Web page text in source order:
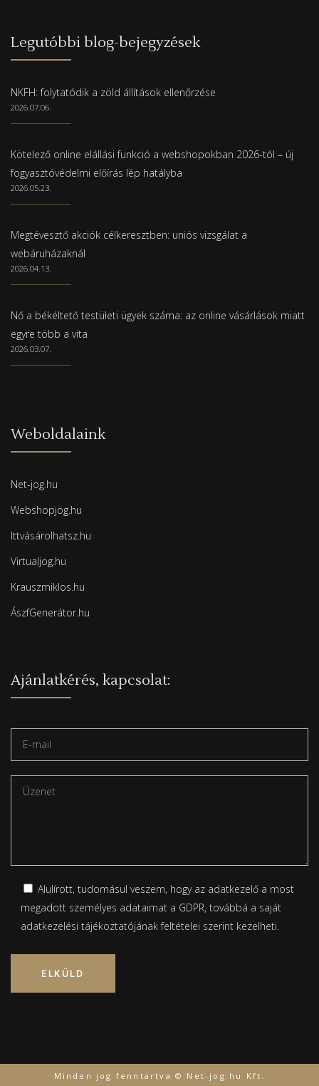
Legutóbbi blog-bejegyzések
NKFH: folytatódik a zöld állítások ellenőrzése
2026.07.06.
Kötelező online elállási funkció a webshopokban 2026-tól – új
fogyasztóvédelmi előírás lép hatályba
2026.05.23.
Megtévesztő akciók célkeresztben: uniós vizsgálat a
webáruházaknál
2026.04.13.
Nő a békéltető testületi ügyek száma: az online vásárlások miatt
egyre több a vita
2026.03.07.
Weboldalaink
Net-jog.hu
Webshopjog.hu
Ittvásárolhatsz.hu
Virtualjog.hu
Krauszmiklos.hu
ÁszfGenerátor.hu
Ajánlatkérés, kapcsolat:
Alulírott, tudomásul veszem, hogy az adatkezelő a most
megadott személyes adataimat a GDPR, továbbá a saját
adatkezelési tájékoztatójánakfeltételei szerint kezelheti.
Please leave this field empty.
Minden jog fenntartva © Net-jog.hu Kft.